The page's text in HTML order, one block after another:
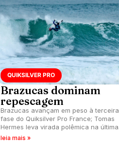
QUIKSILVER PRO
Brazucas dominam
repescagem
Brazucas avançam em peso à terceira
fase do Quiksilver Pro France; Tomas
Hermes leva virada polêmica na última
onda e sai da água na bronca com os
leia mais »